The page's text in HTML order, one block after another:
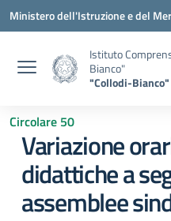
Vai ai contenuti
Vai al menu di navigazione
Vai al footer
Ministero dell'Istruzione e del
Istituto
Bianco"
"Collodi-Bianco"
Circolare 50
Variazione
didattiche a
assemblee